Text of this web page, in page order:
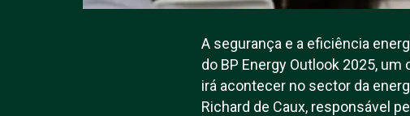
A segurança e a eficiência
do BP Energy Outlook 2025,
irá acontecer no sector da
Richard de Caux, responsável